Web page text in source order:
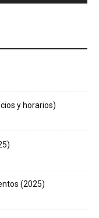
y horarios)
(2025)